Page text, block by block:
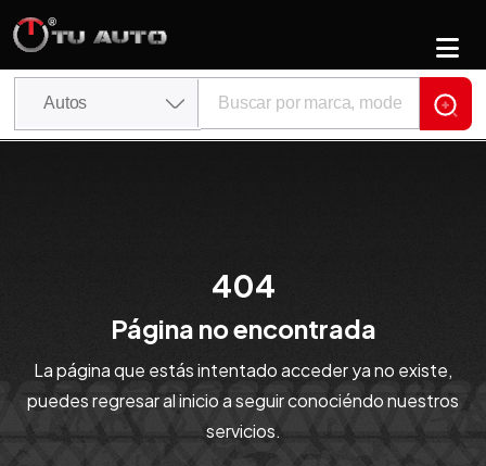
404
Página no encontrada
La página que estás intentado acceder ya no existe,
puedes regresar al inicio a seguir conociéndo nuestros
servicios.